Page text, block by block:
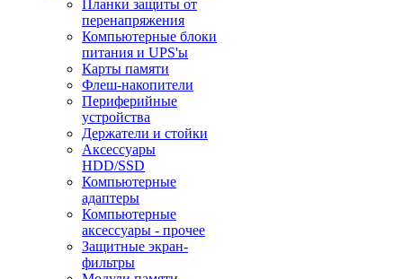
Планки защиты от
перенапряжения
Компьютерные блоки
питания и UPS'ы
Карты памяти
Флеш-накопители
Периферийные
устройства
Держатели и стойки
Аксессуары
HDD/SSD
Компьютерные
адаптеры
Компьютерные
аксессуары - прочее
Защитные экран-
фильтры